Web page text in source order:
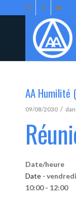
AA Humilité
09/08/2030 /
Date/heure
Date -
10:00 - 12:00